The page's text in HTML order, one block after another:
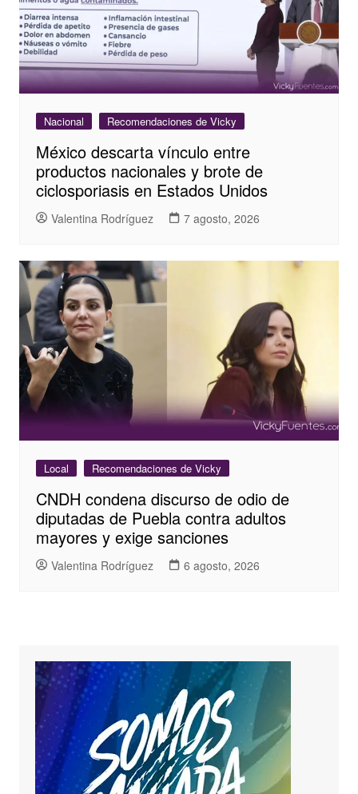
Nacional Recomendaciones de Vicky
México descarta vínculo entre
productos nacionales y brote de
ciclosporiasis en Estados Unidos
Valentina Rodríguez 7 agosto, 2026
Local Recomendaciones de Vicky
CNDH condena discurso de odio de
diputadas de Puebla contra adultos
mayores y exige sanciones
Valentina Rodríguez 6 agosto, 2026